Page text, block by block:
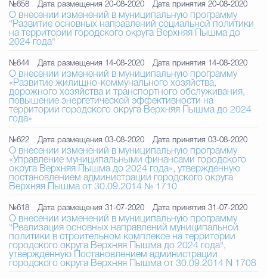
Городская среда
Счётная палата Городского
Гостям Городского
№658 Дата размещения 20-08-2020 Дата принятия 20-08-2020
О внесении изменений в муниципальную программу
"Развитие основных направлений социальной политики
на территории городского округа Верхняя Пышма до
2024 года"
№644 Дата размещения 14-08-2020 Дата принятия 14-08-2020
О внесении изменений в муниципальную программу
«Развитие жилищно-коммунального хозяйства,
дорожного хозяйства и транспортного обслуживания,
повышение энергетической эффективности на
территории городского округа Верхняя Пышма до 2024
года»
№622 Дата размещения 03-08-2020 Дата принятия 03-08-2020
О внесении изменений в муниципальную программу
«Управление муниципальными финансами городского
округа Верхняя Пышма до 2024 года», утвержденную
постановлением администрации городского округа
Верхняя Пышма от 30.09.2014 № 1710
№618 Дата размещения 31-07-2020 Дата принятия 31-07-2020
О внесении изменений в муниципальную программу
"Реализация основных направлений муниципальной
политики в строительном комплексе на территории
городского округа Верхняя Пышма до 2024 года",
утвержденную Постановлением администрации
городского округа Верхняя Пышма от 30.09.2014 N 1708